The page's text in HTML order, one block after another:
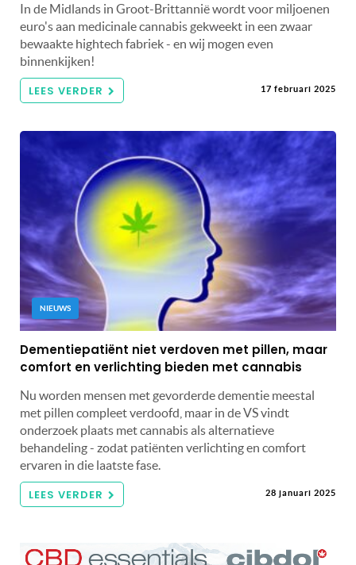
In de Midlands in Groot-Brittannië wordt voor miljoenen
euro's aan medicinale cannabis gekweekt in een zwaar
bewaakte hightech fabriek - en wij mogen even
binnenkijken!
LEES VERDER 17 februari 2025
NIEUWS
Dementiepatiënt niet verdoven met pillen, maar
comfort en verlichting bieden met cannabis
Nu worden mensen met gevorderde dementie meestal
met pillen compleet verdoofd, maar in de VS vindt
onderzoek plaats met cannabis als alternatieve
behandeling - zodat patiënten verlichting en comfort
ervaren in die laatste fase.
LEES VERDER 28 januari 2025